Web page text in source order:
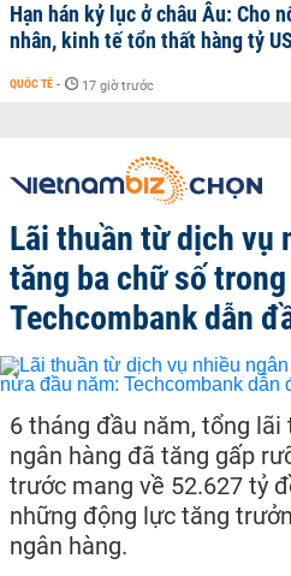
Hạn hán kỷ lục ở châu Âu: Cho
nhân, kinh tế tổn thất hàng tỷ
QUỐC TẾ - 17 giờ trước
Lãi thuần từ dịch vụ
tăng ba chữ số
Techcombank dẫn
6 tháng đầu năm, tổng
ngân hàng đã tăng gấp
trước mang về 52.627 tỷ
những động lực tăng
ngân hàng.